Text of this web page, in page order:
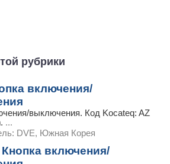
рубрики
включения/
выключения. Код Kocateq: AZ
...
DVE, Южная Корея
Кнопка включения/